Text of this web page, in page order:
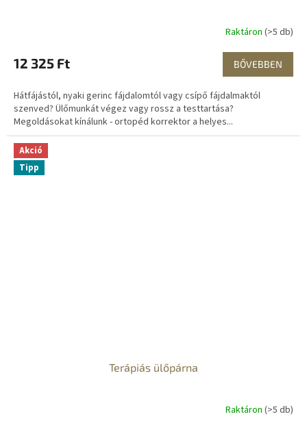
Raktáron (>5 db)
12 325 Ft BŐVEBBEN
Hátfájástól, nyaki gerinc fájdalomtól vagy csípő fájdalmaktól
szenved? Ülőmunkát végez vagy rossz a testtartása?
Megoldásokat kínálunk - ortopéd korrektor a helyes...
Akció
Tipp
Terápiás ülőpárna
Raktáron (>5 db)